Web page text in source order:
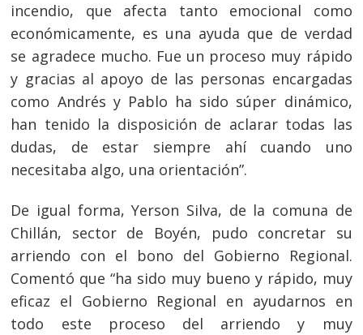
incendio, que afecta tanto emocional como
económicamente, es una ayuda que de verdad
se agradece mucho. Fue un proceso muy rápido
y gracias al apoyo de las personas encargadas
como Andrés y Pablo ha sido súper dinámico,
han tenido la disposición de aclarar todas las
dudas, de estar siempre ahí cuando uno
necesitaba algo, una orientación”.
De igual forma, Yerson Silva, de la comuna de
Chillán, sector de Boyén, pudo concretar su
arriendo con el bono del Gobierno Regional.
Comentó que “ha sido muy bueno y rápido, muy
eficaz el Gobierno Regional en ayudarnos en
todo este proceso del arriendo y muy